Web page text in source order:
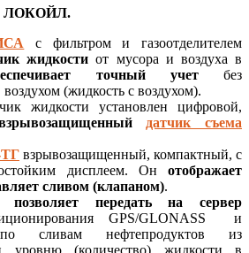
ЛОКОЙЛ.
с фильтром и газоотделителем
жидкостиот мусора и воздуха в
точный учетбез
воздухом (жидкость с воздухом).
жидкости установлен цифровой,
датчик съема
ТГ взрывозащищенный, компактный, с
дисплеем. Он отображает
сливом (клапаном).
передать на сервер
GPS/GLONASS и
сливам нефтепродуктов из